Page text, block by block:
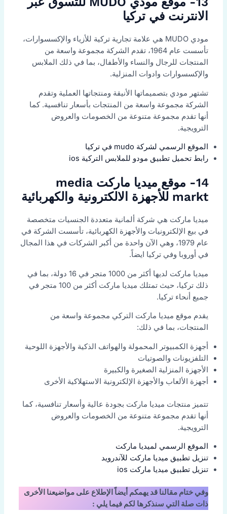
الانترنت في تركيا
مودي MUDO هي علامة تجارية تركية للأزياء والإكسسوارات،
تأسست عام 1964، تقدم الشركة مجموعة واسعة من
المنتجات للرجال والنساء والأطفال، بما في ذلك الملابس
والإكسسوارات وادوات المنزلية.
تشتهر مودي بتصميماتها الأنيقة ومنتجاتها العملية وتقدم
الشركة مجموعة واسعة من المنتجات بأسعار تنافسية. كما
أنها تقدم مجموعة متنوعة من الخصومات والعروض
الترويجية.
الموقع الرسمي لشركة mudo في تركيا
رابط تحميل تطبيق مودو للملابس التركية ios
14- موقع ميديا ماركت media
markt للأجهزة الالكترونية والكهربائية
ميديا ماركت هي شركة ألمانية متعددة الجنسيات متخصصة
في بيع الإلكترونيات والأجهزة الكهربائية، تأسست الشركة في
عام 1979، وهي الآن واحدة من أكبر الشركات في هذا المجال
في أوروبا وفي تركيا ايضاً.
ميديا ماركت لديها أكثر من 1000 متجر في 16 دولة، بما في
ذلك تركيا، حيث تمتلك ميديا ماركت أكثر من 100 متجر في
جميع أنحاء تركيا.
يقدم موقع ميديا ماركت التركي مجموعة واسعة من
المنتجات، بما في ذلك:
أجهزة الكمبيوتر المحمولة والهواتف الذكية والأجهزة اللوحية
التلفزيونات والصوتيات
الأجهزة المنزلية الصغيرة والكبيرة
أجهزة الألعاب والأجهزة الإلكترونية الاستهلاكية الأخرى
تتميز منتجات ميديا ماركت بجودة عالية وأسعار تنافسية، كما
أنها تقدم مجموعة متنوعة من الخصومات والعروض
الترويجية.
الموقع الرسمي لميديا ماركت
تنزيل تطبيق ميديا ماركت للآندرويد
تنزيل تطبيق ميديا ماركت ios
وفي ختام مقالنا قد يهمكم أيضاً الإطلاع على مواضيعنا الأخرى
ذات صلة التي سنذكرها لكم فيما يلي :